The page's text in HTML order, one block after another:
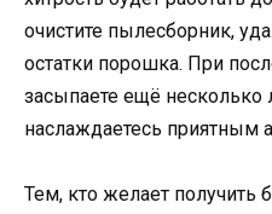
очистите пылесборник,
остатки порошка. При
засыпаете ещё
наслаждаетесь приятным
Тем, кто желает получить